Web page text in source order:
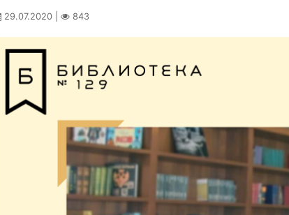
29.07.2020 | 843